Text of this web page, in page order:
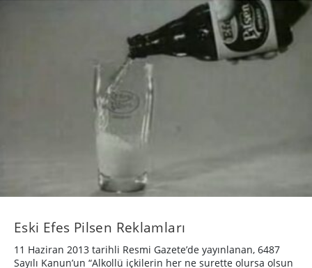
Eski Efes Pilsen Reklamları
11 Haziran 2013 tarihli Resmi Gazete’de yayınlanan, 6487
Sayılı Kanun’un “Alkollü içkilerin her ne surette olursa olsun